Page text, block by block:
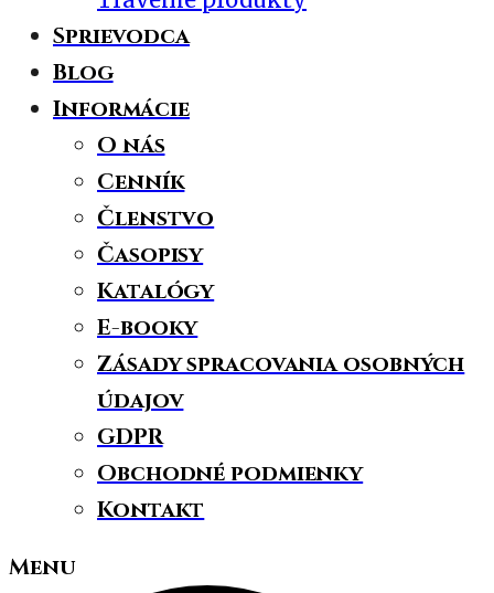
Sprievodca
Blog
Informácie
O nás
Cenník
Členstvo
Časopisy
Katalógy
E-booky
Zásady spracovania osobných
údajov
GDPR
Obchodné podmienky
Kontakt
Menu